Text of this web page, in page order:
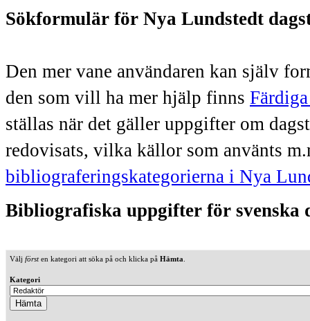
Sökformulär för Nya Lundstedt
Den mer vane användaren kan själv
den som vill ha mer hjälp finns
ställas när det gäller uppgifter om
redovisats, vilka källor som använts
bibliograferingskategorierna i Nya
Bibliografiska uppgifter för svenska
Välj försten kategori att söka på och klicka på Hämta
Kategori